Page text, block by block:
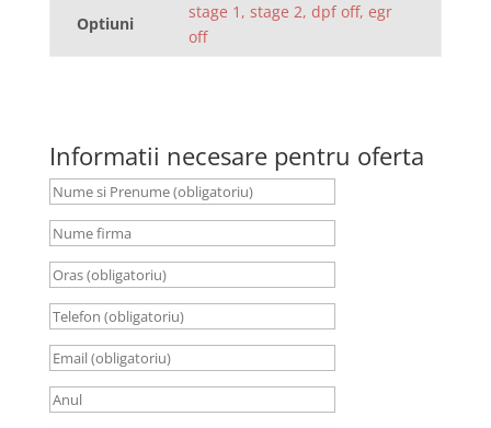
Optiuni
stage 1, stage 2, dpf off, egr
off
Informatii necesare pentru oferta